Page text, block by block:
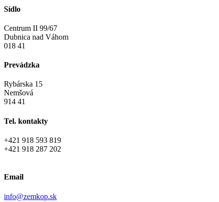
Sídlo
Centrum II 99/67
Dubnica nad Váhom
018 41
Prevádzka
Rybárska 15
Nemšová
914 41
Tel. kontakty
+421 918 593 819
+421 918 287 202
Email
info@zemkop.sk